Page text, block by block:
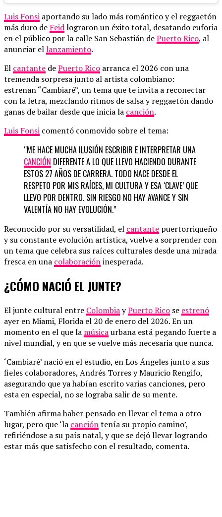
Luis Fonsi aportando su lado más romántico y el reggaetón
más duro de Feidlograron un éxito total, desatando euforia
en el público por la calle San Sebastián dePuerto Rico, al
anunciar ellanzamiento.
El cantante dePuerto Rico arranca el 2026 con una
tremenda sorpresa junto al artista colombiano:
estrenan “Cambiaré”, un tema que te invita a reconectar
con la letra, mezclando ritmos de salsa y reggaetón dando
ganas de bailar desde que inicia la canción.
Luis Fonsi comentó conmovido sobre el tema:
“ME HACE MUCHA ILUSIÓN ESCRIBIR E INTERPRETAR UNA
CANCIÓN DIFERENTE A LO QUE LLEVO HACIENDO DURANTE
ESTOS 27 AÑOS DE CARRERA. TODO NACE DESDE EL
RESPETO POR MIS RAÍCES, MI CULTURA Y ESA ‘CLAVE’ QUE
LLEVO POR DENTRO. SIN RIESGO NO HAY AVANCE Y SIN
VALENTÍA NO HAY EVOLUCIÓN.”
Reconocido por su versatilidad, el cantante puertorriqueño
y su constante evolución artística, vuelve a sorprender con
un tema que celebra sus raíces culturales desde una mirada
fresca en una colaboracióninesperada.
¿CÓMO NACIÓ EL JUNTE?
El junte cultural entre ColombiayPuerto Rico se estrenó
ayer en Miami, Florida el 20 de enero del 2026. En un
momento en el que la músicaurbana está pegando fuerte a
nivel mundial, y en que se vuelve más necesaria que nunca.
‘Cambiaré’ nació en el estudio, en Los Ángeles junto a sus
fieles colaboradores, Andrés Torres y Mauricio Rengifo,
asegurando que ya habían escrito varias canciones, pero
esta en especial, no se lograba salir de su mente.
También afirma haber pensado en llevar el tema a otro
lugar, pero que ‘la cancióntenía su propio camino’,
refiriéndose a su país natal, y que se dejó llevar logrando
estar más que satisfecho con el resultado, comenta.